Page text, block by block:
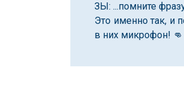
ЗЫ: ...помните
Это именно так, и
в них микрофон! 👊